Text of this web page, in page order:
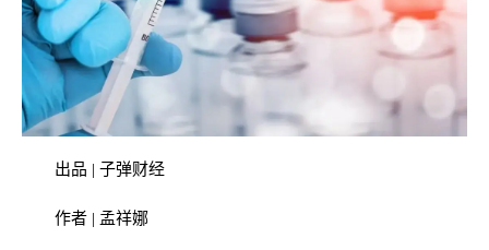
出品 | 子弹财经
作者 | 孟祥娜